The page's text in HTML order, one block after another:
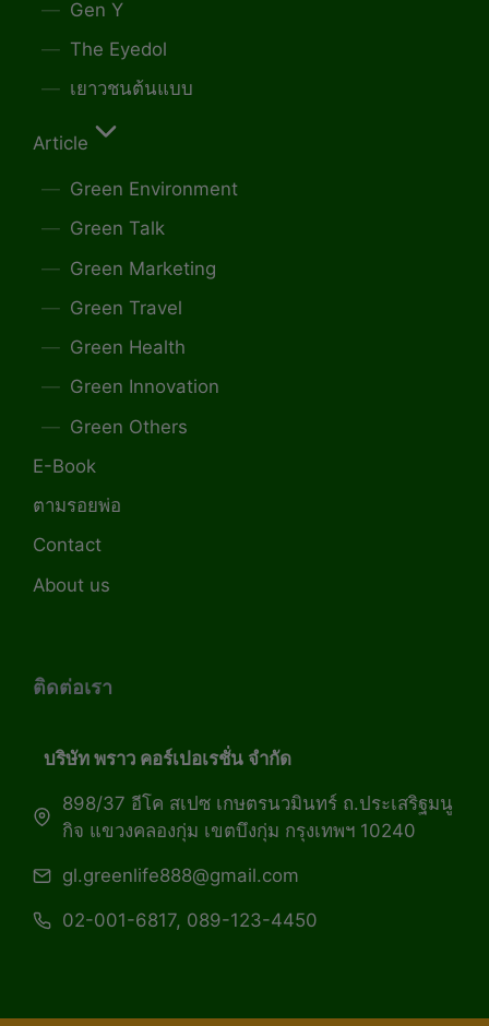
Gen Y
The Eyedol
เยาวชนต้นแบบ
Article
Green Environment
Green Talk
Green Marketing
Green Travel
Green Health
Green Innovation
Green Others
E-Book
ตามรอยพ่อ
Contact
About us
ติดต่อเรา
บริษัท พราว คอร์เปอเรชั่น จำกัด
898/37 อีโค สเปซ เกษตรนวมินทร์ ถ.ประเสริฐมนู
กิจ แขวงคลองกุ่ม เขตบึงกุ่ม กรุงเทพฯ 10240
gl.greenlife888@gmail.com
02-001-6817, 089-123-4450